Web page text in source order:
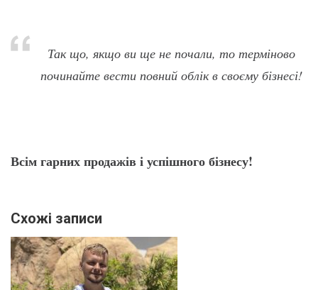
Так що, якщо ви ще не почали, то терміново
починайте вести повний облік в своєму бізнесі!
Всім гарних продажів і успішного бізнесу!
Схожі записи